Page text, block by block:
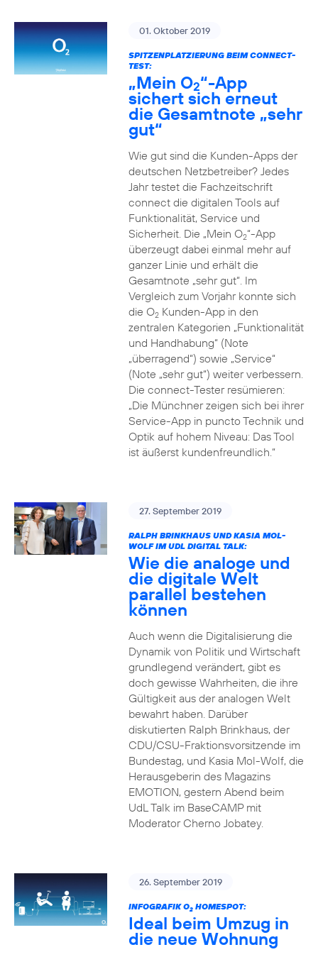
01. Oktober 2019
SPITZENPLATZIERUNG BEIM CONNECT-
TEST:
„Mein O2“-App
sichert sich erneut
die Gesamtnote „sehr
gut“
Wie gut sind die Kunden-Apps der
deutschen Netzbetreiber? Jedes
Jahr testet die Fachzeitschrift
connect die digitalen Tools auf
Funktionalität, Service und
Sicherheit. Die „Mein O2“-App
überzeugt dabei einmal mehr auf
ganzer Linie und erhält die
Gesamtnote „sehr gut“. Im
Vergleich zum Vorjahr konnte sich
die O2Kunden-App in den
zentralen Kategorien „Funktionalität
und Handhabung“ (Note
„überragend“) sowie „Service“
(Note „sehr gut“) weiter verbessern.
Die connect-Tester resümieren:
„Die Münchner zeigen sich bei ihrer
Service-App in puncto Technik und
Optik auf hohem Niveau: Das Tool
ist äußerst kundenfreundlich.“
27. September 2019
RALPH BRINKHAUS UND KASIA MOL-
WOLF IM UDL DIGITAL TALK:
Wie die analoge und
die digitale Welt
parallel bestehen
können
Auch wenn die Digitalisierung die
Dynamik von Politik und Wirtschaft
grundlegend verändert, gibt es
doch gewisse Wahrheiten, die ihre
Gültigkeit aus der analogen Welt
bewahrt haben. Darüber
diskutierten Ralph Brinkhaus, der
CDU/CSU-Fraktionsvorsitzende im
Bundestag, und Kasia Mol-Wolf, die
Herausgeberin des Magazins
EMOTION, gestern Abend beim
UdL Talk im BaseCAMP mit
Moderator Cherno Jobatey.
26. September 2019
INFOGRAFIK O2HOMESPOT:
Ideal beim Umzug in
die neue Wohnung